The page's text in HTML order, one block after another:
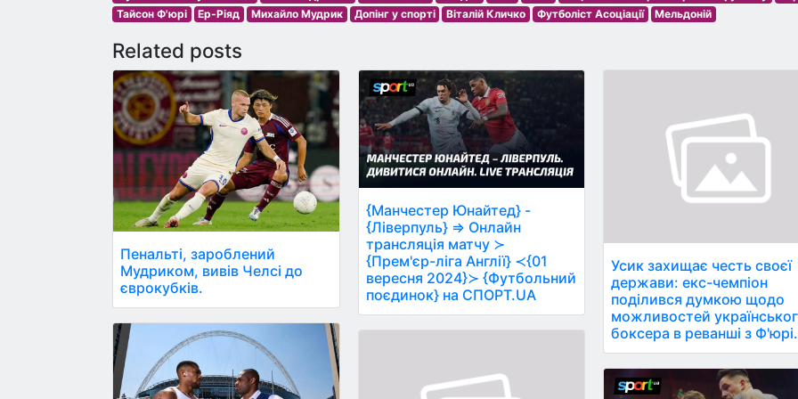
Тайсон Ф'юрі
Ер-Ріяд Михайло Мудрик Допінг у спорті Віталій Кличко Футболіст Асоціації Мельдоній
Related posts
Пенальті, зароблений
Мудриком, вивів Челсі до
єврокубків.
{Манчестер Юнайтед} -
{Ліверпуль} ⇒ Онлайн
трансляція матчу ≻
{Прем'єр-ліга Англії} ≺{01
вересня 2024}≻ {Футбольний
поєдинок} на СПОРТ.UA
Усик захищає честь своєї
держави: екс-чемпіон
поділився думкою щодо
можливостей
боксера в реванші з Ф'юрі.